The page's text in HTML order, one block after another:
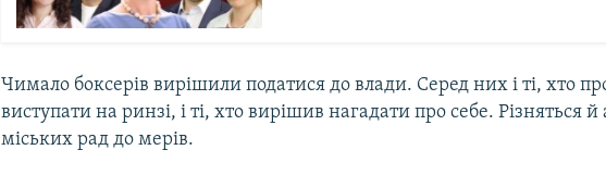
Чимало боксерів вирішили податися до влади. Серед них і ті, хто
виступати на ринзі, і ті, хто вирішив нагадати про себе. Різняться й
міських рад до мерів.